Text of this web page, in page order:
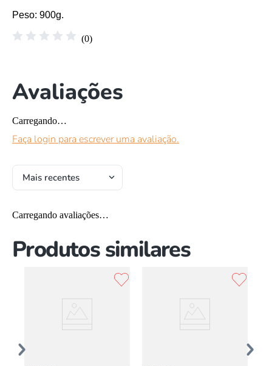
Peso: 900g.
☆ ☆ ☆ ☆ ☆ (0)
Avaliações
Carregando…
Faça login para escrever uma avaliação.
Mais recentes
Carregando avaliações…
Produtos similares